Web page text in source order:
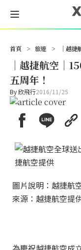
首頁 > 旅遊 > │越捷
│越捷航空
五周年！
By欣飛行2016/11/25
圖片說明：越捷航
來源：越捷航空提